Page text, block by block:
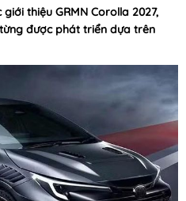
thiệu GRMN Corolla 2027,
được phát triển dựa trên